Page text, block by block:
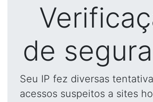
de
Seu IP fez diversas
acessos suspeitos a sites